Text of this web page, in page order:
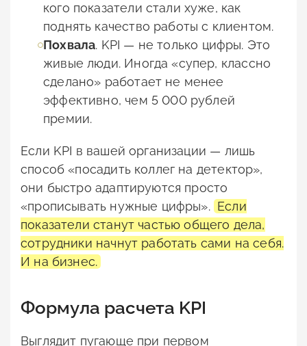
кого показатели стали хуже, как
поднять качество работы с клиентом.
Похвала. KPI — не только цифры. Это
живые люди. Иногда «супер, классно
сделано» работает не менее
эффективно, чем 5 000 рублей
премии.
Если KPI в вашей организации — лишь
способ «посадить коллег на детектор»,
они быстро адаптируются просто
«прописывать нужные цифры». Если
показатели станут частью общего дела,
сотрудники начнут работать сами на себя.
И на бизнес.
Формула расчета KPI
Выглядит пугающе при первом